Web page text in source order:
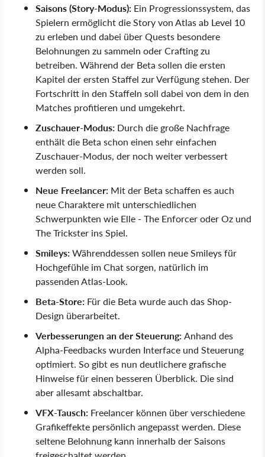
Saisons (Story-Modus): Ein Progressionssystem, das
Spielern ermöglicht die Story von Atlas ab Level 10
zu erleben und dabei über Quests besondere
Belohnungen zu sammeln oder Crafting zu
betreiben. Während der Beta sollen die ersten
Kapitel der ersten Staffel zur Verfügung stehen. Der
Fortschritt in den Staffeln soll dabei von dem in den
Matches profitieren und umgekehrt.
Zuschauer-Modus: Durch die große Nachfrage
enthält die Beta schon einen sehr einfachen
Zuschauer-Modus, der noch weiter verbessert
werden soll.
Neue Freelancer: Mit der Beta schaffen es auch
neue Charaktere mit unterschiedlichen
Schwerpunkten wie Elle - The Enforcer oder Oz und
The Trickster ins Spiel.
Smileys:Währenddessen sollen neue Smileys für
Hochgefühle im Chat sorgen, natürlich im
passenden Atlas-Look.
Beta-Store: Für die Beta wurde auch das Shop-
Design überarbeitet.
Verbesserungen an der Steuerung:Anhand des
Alpha-Feedbacks wurden Interface und Steuerung
optimiert. So gibt es nun deutlichere grafische
Hinweise für einen besseren Überblick. Die sind
aber allesamt abschaltbar.
VFX-Tausch: Freelancer können über verschiedene
Grafikeffekte persönlich angepasst werden. Diese
seltene Belohnung kann innerhalb der Saisons